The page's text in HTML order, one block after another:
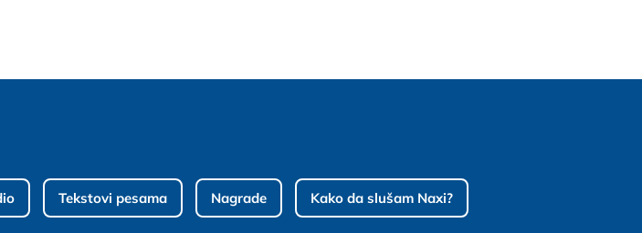
Tekstovi pesama Nagrade Kako da slušam Naxi?